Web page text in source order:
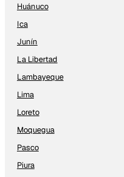
Huánuco
Ica
Junín
La Libertad
Lambayeque
Lima
Loreto
Moquegua
Pasco
Piura